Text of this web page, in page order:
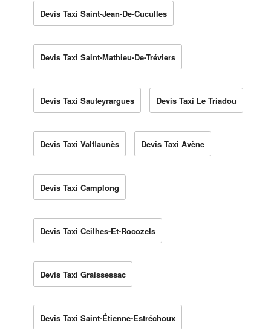
Devis Taxi Saint-Jean-De-Cuculles
Devis Taxi Saint-Mathieu-De-Tréviers
Devis Taxi Sauteyrargues Devis Taxi Le Triadou
Devis Taxi Valflaunès Devis Taxi Avène
Devis Taxi Camplong
Devis Taxi Ceilhes-Et-Rocozels
Devis Taxi Graissessac
Devis Taxi Saint-Étienne-Estréchoux